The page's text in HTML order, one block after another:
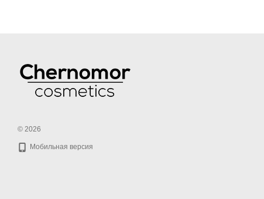
© 2026
Мобильная версия